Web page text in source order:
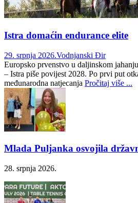
Istra domaćin endurance elite
29. srpnja 2026.Vodnjanski Đir
Europsko prvenstvo u daljinskom
– Istra piše povijest 2028. Po prvi put
međunarodna natjecanja Pročitaj više ...
Mlada Puljanka osvojila
28. srpnja 2026.